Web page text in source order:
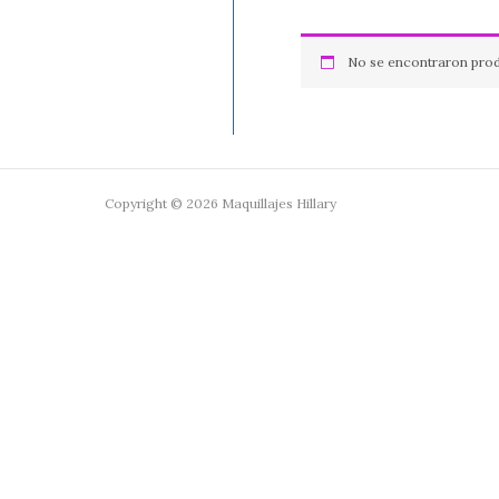
No se encontraron
Copyright © 2026 Maquillajes Hillary